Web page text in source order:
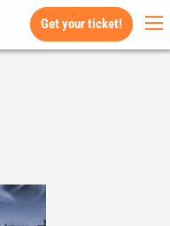
Get your ticket!